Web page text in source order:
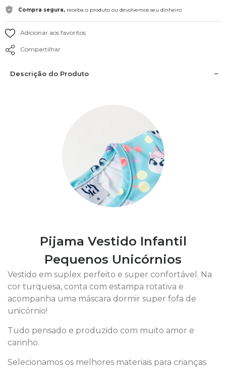
Compra segura, receba o produto ou devolvemos seu dinheiro
Adicionar aos favoritos
Compartilhar
Descrição do Produto
Pijama Vestido Infantil
Pequenos Unicórnios
Vestido em suplex perfeito e super confortável. Na
cor turquesa, conta com estampa rotativa e
acompanha uma máscara dormir super fofa de
unicórnio!
Tudo pensado e produzido com muito amor e
carinho.
Selecionamos os melhores materiais para crianças